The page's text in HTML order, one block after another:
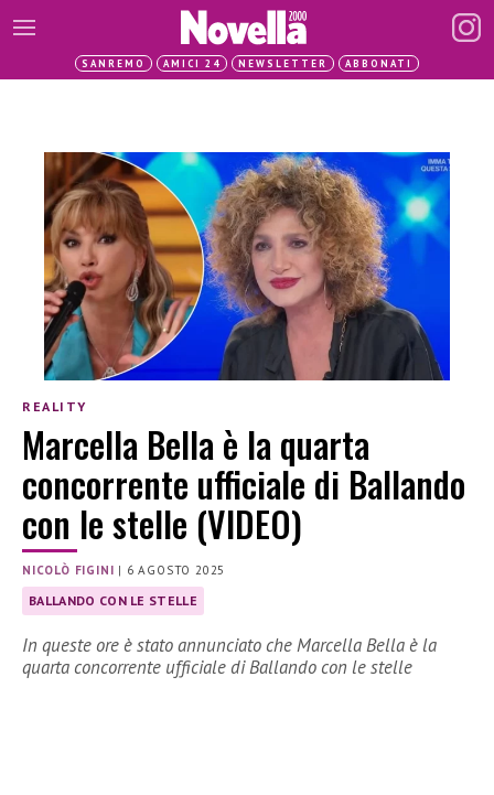
SANREMO AMICI 24 NEWSLETTER ABBONATI
REALITY
Marcella Bella è la quarta
concorrente ufficiale di Ballando
con le stelle (VIDEO)
NICOLÒ FIGINI | 6 AGOSTO 2025
BALLANDO CON LE STELLE
In queste ore è stato annunciato che Marcella Bella è la
quarta concorrente ufficiale di Ballando con le stelle